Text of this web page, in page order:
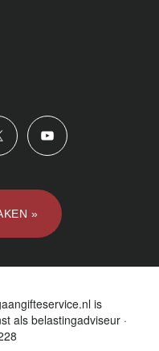
»
is
als belastingadviseur ·